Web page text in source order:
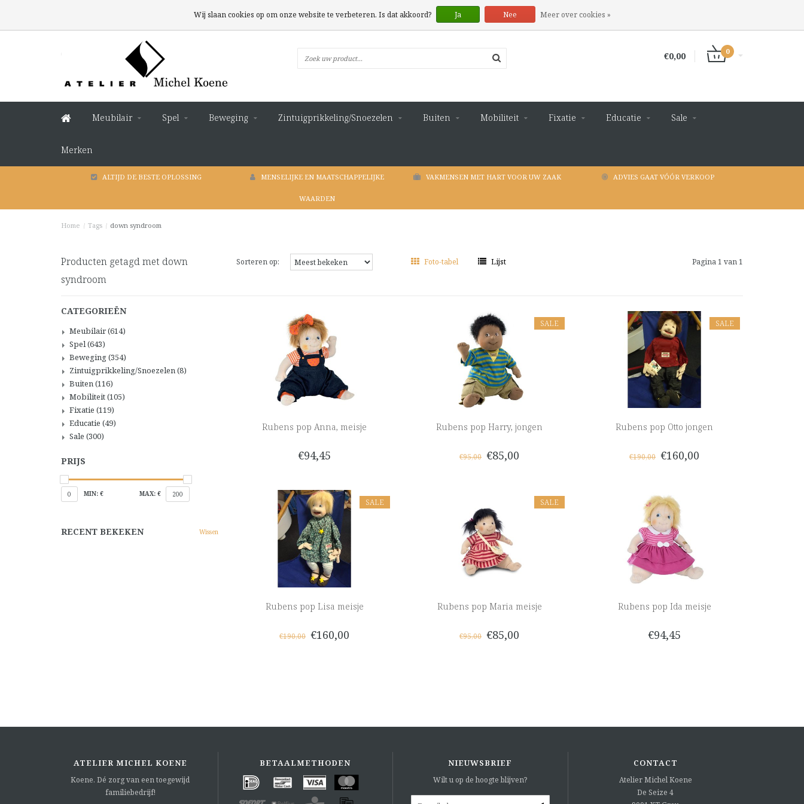
€0,00 0
Meubilair Spel Beweging Zintuigprikkeling/Snoezelen Buiten Mobiliteit Fixatie Educatie Sale
Merken
ALTIJD DE BESTE OPLOSSING MENSELIJKE EN MAATSCHAPPELIJKE
WAARDEN
VAKMENSEN MET HART VOOR UW ZAAK ADVIES GAAT VÓÓR VERKOOP
Home / Tags / down syndroom
Producten getagd met down
syndroom
Sorteren op: Foto-tabel Lijst Pagina 1 van 1
CATEGORIEËN
Meubilair(614)
Spel(643)
Beweging(354)
Zintuigprikkeling/Snoezelen(8)
Buiten(116)
Mobiliteit(105)
Fixatie (119)
Educatie (49)
Sale (300)
PRIJS
0 MIN: € MAX: € 200
RECENT BEKEKEN Wissen
Rubens pop Anna, meisje
€94,45
SALE
Rubens pop Harry, jongen
€95,00 €85,00
SALE
Rubens pop Otto jongen
€190,00 €160,00
SALE
Rubens pop Lisa meisje
€190,00 €160,00
SALE
Rubens pop Maria meisje
€95,00 €85,00
Rubens pop Ida meisje
€94,45
ATELIER MICHEL KOENE
Koene. Dé zorg van een toegewijd
familiebedrijf!
BETAALMETHODEN NIEUWSBRIEF
Wilt u op de hoogte blijven?
CONTACT
Atelier Michel Koene
De Seize 4
Wij slaan cookies op om onze website te verbeteren. Is dat akkoord? Ja Nee Meer over cookies »